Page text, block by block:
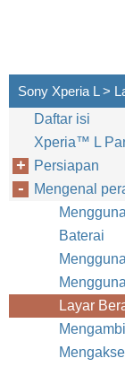
Sony Xperia L >
Daftar isi
Xperia™‎ L
Persiapan
Mengenal
Baterai
Layar